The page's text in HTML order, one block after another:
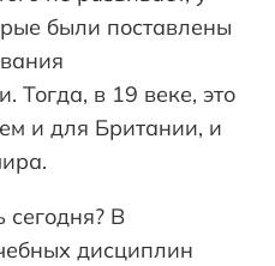
были поставлены
Тогда, в 19 веке, это
и для Британии, и
В
дисциплин